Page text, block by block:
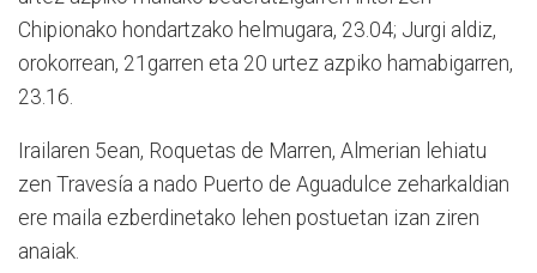
Chipionako hondartzako helmugara, 23.04; Jurgi aldiz,
orokorrean, 21garren eta 20 urtez azpiko hamabigarren,
23.16.
Irailaren 5ean, Roquetas de Marren, Almerian lehiatu
zen Travesía a nado Puerto de Aguadulce zeharkaldian
ere maila ezberdinetako lehen postuetan izan ziren
anaiak.